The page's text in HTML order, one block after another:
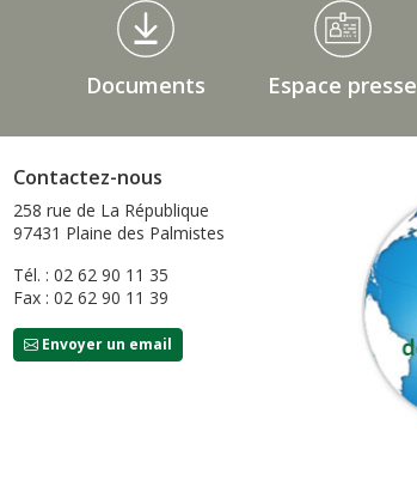
Documents Espace presse
Contactez-nous
258 rue de La République
97431 Plaine des Palmistes
Tél. : 02 62 90 11 35
Fax : 02 62 90 11 39
Envoyer un email